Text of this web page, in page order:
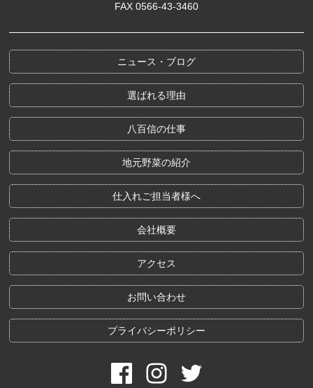
FAX 0566-43-3460
ニュース・ブログ
選ばれる理由
八百信の仕事
地元野菜の紹介
仕入れご担当者様へ
会社概要
アクセス
お問い合わせ
プライバシーポリシー